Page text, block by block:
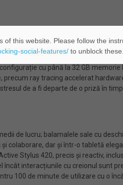
nevoie de performanțe AI
robust cu 80 TOPS pentru
performanță, atât la birou, cât și
cu până la 32 GB
ray tracing accelerat
de a fi departe de o priză în
de lucru; balamalele sale cu
dar și într-o tabletă
Stylus 420, precis și reactiv,
interacțiunile cu creionul sunt
100 de minute de utilizare cu o
of this website. Please follow the
social-features/to unblock these.